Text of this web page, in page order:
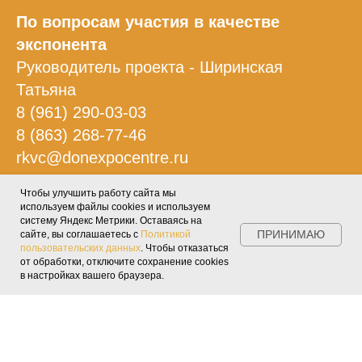
По вопросам участия в качестве
экспонента
Руководитель проекта - Ширинская
Татьяна
8 (961) 290-03-03
8 (863) 268-77-46
rkvc@donexpocentre.ru
По вопросам посещения
8 (863) 268-77-94
marketing@donexpocentre.ru
Чтобы улучшить работу сайта мы
используем файлы cookies и используем
систему Яндекс Метрики. Оставаясь на
сайте, вы соглашаетесь с Политикой
пользовательских данных. Чтобы отказаться
от обработки, отключите сохранение cookies
в настройках вашего браузера.
ПРИНИМАЮ